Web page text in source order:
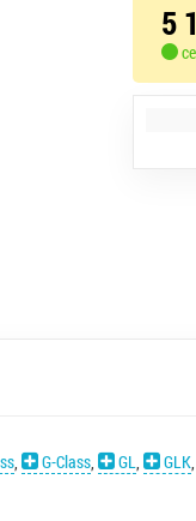
5
, G-Class, GL, GLK,